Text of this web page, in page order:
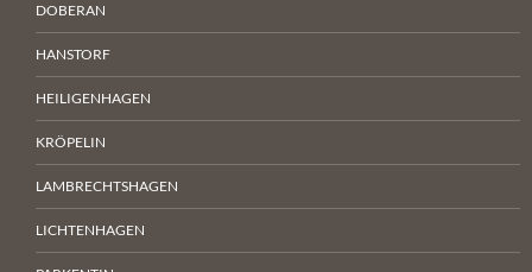
DOBERAN
HANSTORF
HEILIGENHAGEN
KRÖPELIN
LAMBRECHTSHAGEN
LICHTENHAGEN